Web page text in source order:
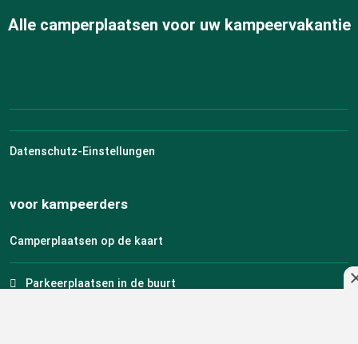
Alle camperplaatsen voor uw kampeervakantie
Datenschutz-Einstellungen
voor kampeerders
Camperplaatsen op de kaart
Parkeerplaatsen in de buurt